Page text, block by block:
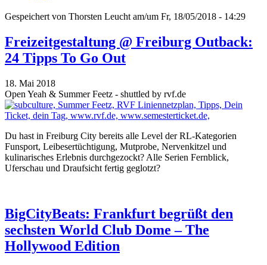
Gespeichert von Thorsten Leucht am/um Fr, 18/05/2018 - 14:29
Freizeitgestaltung @ Freiburg Outback:
24 Tipps To Go Out
18. Mai 2018
Open Yeah & Summer Feetz - shuttled by rvf.de
Du hast in Freiburg City bereits alle Level der RL-Kategorien
Funsport, Leibesertüchtigung, Mutprobe, Nervenkitzel und
kulinarisches Erlebnis durchgezockt? Alle Serien Fernblick,
Uferschau und Draufsicht fertig geglotzt?
BigCityBeats: Frankfurt begrüßt den
sechsten World Club Dome – The
Hollywood Edition